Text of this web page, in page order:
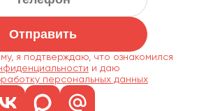
Отправить
я подтверждаю, что ознакомился
персональных данных